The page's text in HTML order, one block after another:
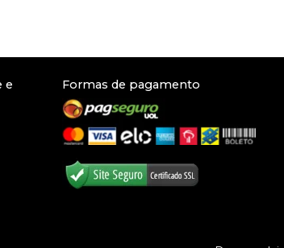
e
Formas de pagamento